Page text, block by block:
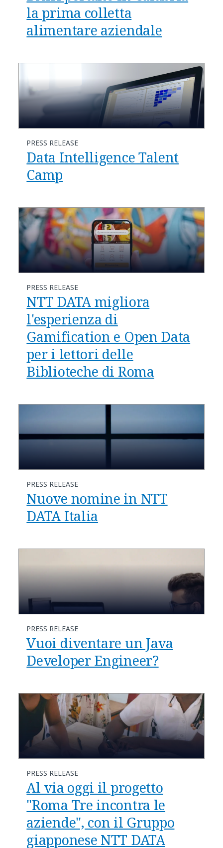
la prima colletta
alimentare aziendale
PRESS RELEASE
Data Intelligence Talent
Camp
PRESS RELEASE
NTT DATA migliora
l'esperienza di
Gamification e Open Data
per i lettori delle
Biblioteche di Roma
PRESS RELEASE
Nuove nomine in NTT
DATA Italia
PRESS RELEASE
Vuoi diventare un Java
Developer Engineer?
PRESS RELEASE
Al via oggi il progetto
"Roma Tre incontra le
aziende", con il Gruppo
giapponese NTT DATA